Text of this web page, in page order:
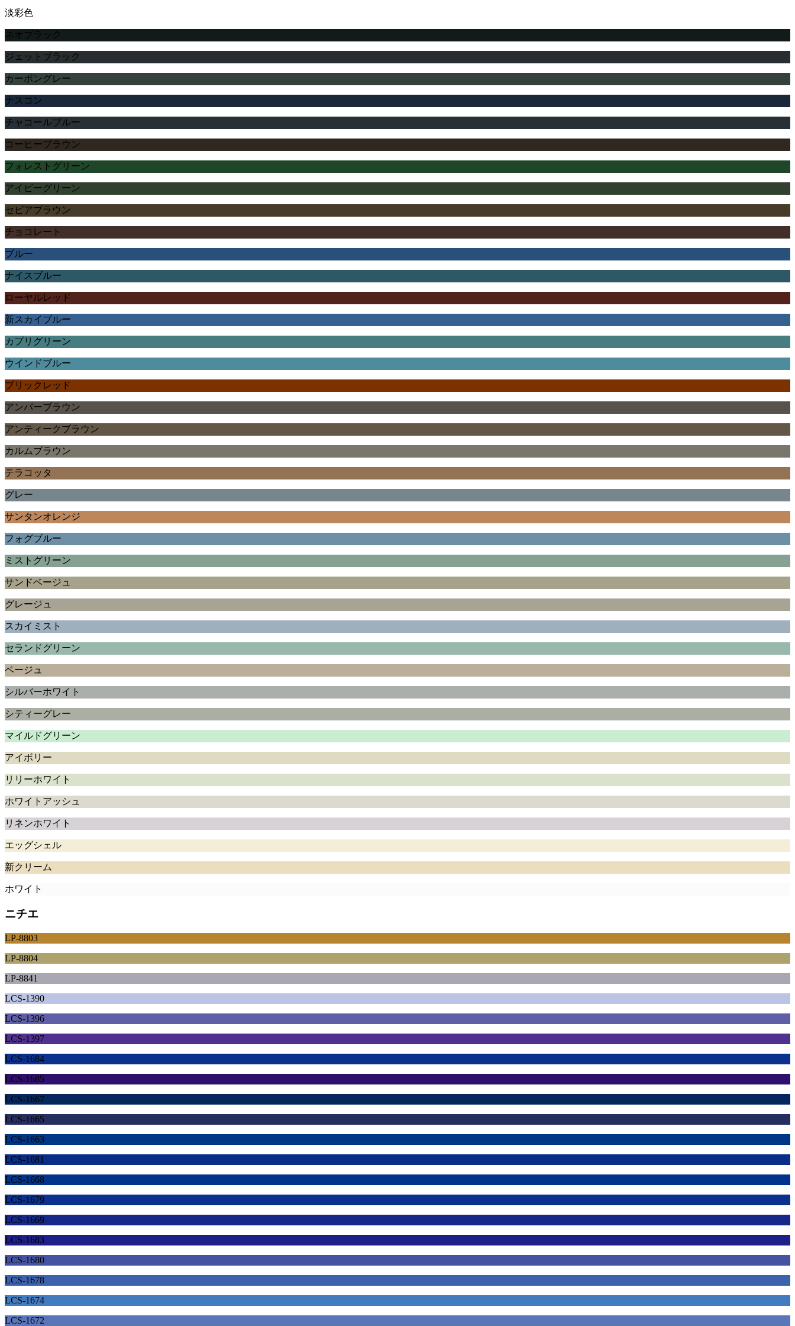
淡彩色
ネオブラック
ジェットブラック
カーボングレー
ナスコン
チャコールブルー
コーヒーブラウン
フォレストグリーン
アイビーグリーン
セピアブラウン
チョコレート
ブルー
ナイスブルー
ローヤルレッド
新スカイブルー
カプリグリーン
ウインドブルー
ブリックレッド
アンバーブラウン
アンティークブラウン
カルムブラウン
テラコッタ
グレー
サンタンオレンジ
フォグブルー
ミストグリーン
サンドベージュ
グレージュ
スカイミスト
セランドグリーン
ベージュ
シルバーホワイト
シティーグレー
マイルドグリーン
アイボリー
リリーホワイト
ホワイトアッシュ
リネンホワイト
エッグシェル
新クリーム
ホワイト
ニチエ
LP-8803
LP-8804
LP-8841
LCS-1390
LCS-1396
LCS-1397
LCS-1684
LCS-1685
LCS-1667
LCS-1665
LCS-1663
LCS-1681
LCS-1668
LCS-1679
LCS-1669
LCS-1683
LCS-1680
LCS-1678
LCS-1674
LCS-1672